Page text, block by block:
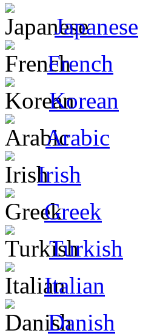
Japanese
French
Korean
Arabic
Irish
Greek
Turkish
Italian
Danish